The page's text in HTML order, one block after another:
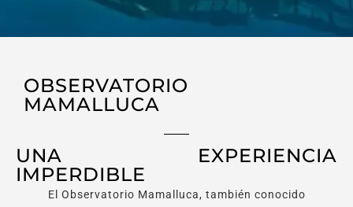
OBSERVATORIO
MAMALLUCA
UNA EXPERIENCIA
IMPERDIBLE
El Observatorio Mamalluca, también conocido